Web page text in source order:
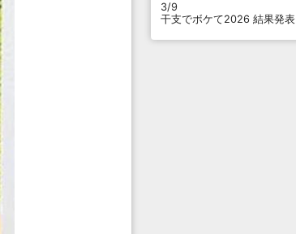
3/9
干支でボケて2026 結果発表